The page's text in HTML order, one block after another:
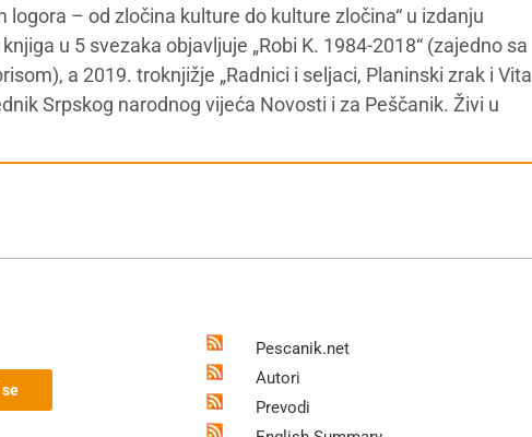
– od zločina kulture do kulture zločina“ u izdanju
u 5 svezaka objavljuje „Robi K. 1984-2018“ (zajedno sa
a 2019. troknjižje „Radnici i seljaci, Planinski zrak i Vita
Srpskog narodnog vijeća Novosti i za Peščanik. Živi u
Pescanik.net
Autori
Prevodi